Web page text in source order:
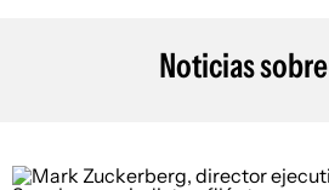
Noticias sobre